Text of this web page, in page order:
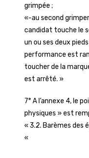
grimpée ;
«-au second
candidat touche le
un ou ses deux
performance est
toucher de la
est arrêté. »
7° A l’annexe 4, le
physiques » est
« 3.2. Barèmes des
«